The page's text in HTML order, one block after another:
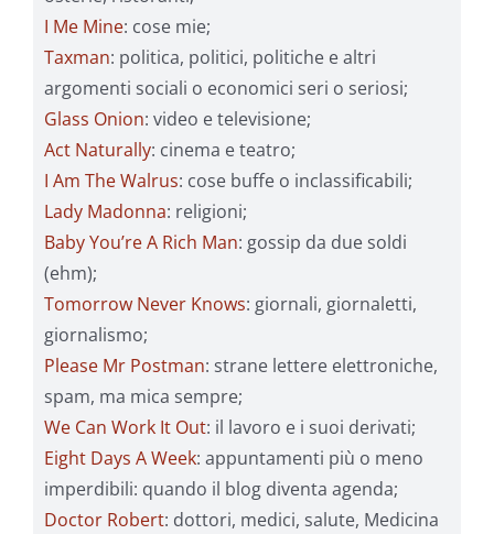
I Me Mine: cose mie;
Taxman: politica, politici, politiche e altri
argomenti sociali o economici seri o seriosi;
Glass Onion: video e televisione;
Act Naturally: cinema e teatro;
I Am The Walrus: cose buffe o inclassificabili;
Lady Madonna: religioni;
Baby You’re A Rich Man: gossip da due soldi
(ehm);
Tomorrow Never Knows: giornali, giornaletti,
giornalismo;
Please Mr Postman: strane lettere elettroniche,
spam, ma mica sempre;
We Can Work It Out: il lavoro e i suoi derivati;
Eight Days A Week: appuntamenti più o meno
imperdibili: quando il blog diventa agenda;
Doctor Robert: dottori, medici, salute, Medicina